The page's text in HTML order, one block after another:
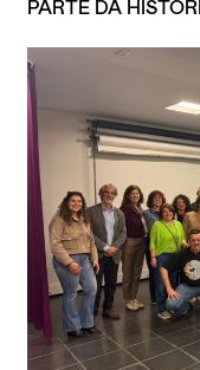
PARTE DA